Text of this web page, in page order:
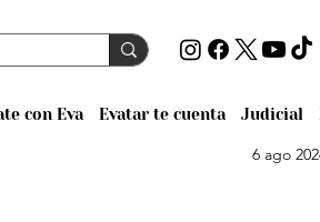
con Eva Evatar te cuenta Judicial
6 ago